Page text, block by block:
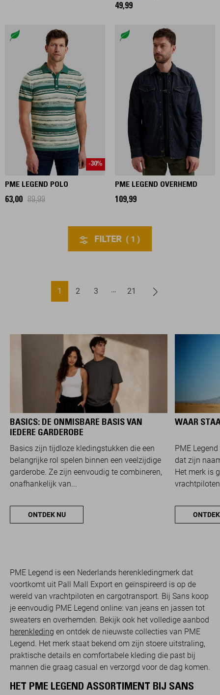
49,99
-30%
PME LEGEND POLO
63,00 89,99
PME LEGEND OVERHEMD
109,99
FILTER 1
1 2 3 21
BASICS: DE ONMISBARE BASIS VAN
IEDERE GARDEROBE
Basics zijn tijdloze kledingstukken die een
belangrijke rol spelen binnen een veelzijdige
garderobe. Ze zijn eenvoudig te combineren,
onafhankelijk van...
ONTDEK NU
WAAR
PME
dat zijn
Het merk is
PME Legend is een Nederlands herenkledingmerk dat
voortkomt uit Pall Mall Export en geïnspireerd is op de
wereld van vrachtpiloten en cargotransport. Bij Sans koop
je eenvoudig PME Legend online: van jeans en jassen tot
sweaters en overhemden. Bekijk ook het volledige aanbod
herenkleding en ontdek de nieuwste collecties van PME
Legend. Het merk staat bekend om zijn stoere uitstraling,
praktische details en comfortabele kleding die past bij
mannen die graag casual en verzorgd voor de dag komen.
HET PME LEGEND ASSORTIMENT BIJ SANS